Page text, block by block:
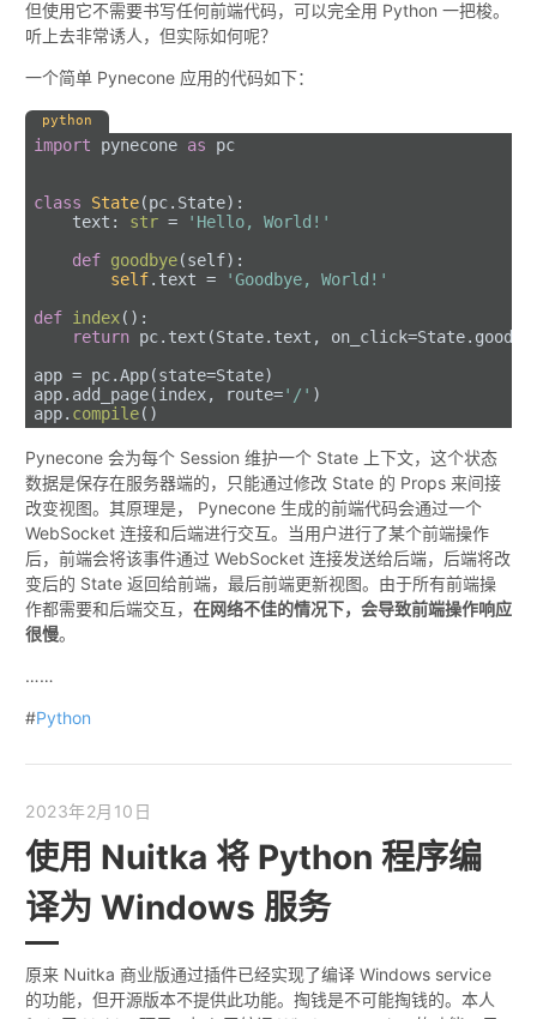
但使用它不需要书写任何前端代码，可以完全用 Python 一把梭。
听上去非常诱人，但实际如何呢？
一个简单 Pynecone 应用的代码如下：
python
import pynecone as pc
class State (pc.State):
    text:
str = 'Hello, World!'
def goodbye ( self ):
self .text = 'Goodbye, World!'
def index ():
return pc.text(State.text,
app = pc.App(state=State)
app.add_page(index, route= '/' )
app. compile ()
Pynecone 会为每个 Session 维护一个 State 上下文，这个状态
数据是保存在服务器端的，只能通过修改 State 的 Props 来间接
改变视图。其原理是， Pynecone 生成的前端代码会通过一个
WebSocket 连接和后端进行交互。当用户进行了某个前端操作
后，前端会将该事件通过 WebSocket 连接发送给后端，后端将改
变后的 State 返回给前端，最后前端更新视图。由于所有前端操
作都需要和后端交互， 在网络不佳的情况下，会导致前端操作响应
很慢。
……
#Python
2023年2月10日
使用 Nuitka 将 Python 程序编
译为 Windows 服务
原来 Nuitka 商业版通过插件已经实现了编译 Windows service
的功能，但开源版本不提供此功能。掏钱是不可能掏钱的。本人